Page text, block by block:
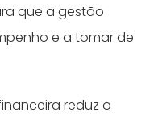
que a gestão
e a tomar de
reduz o